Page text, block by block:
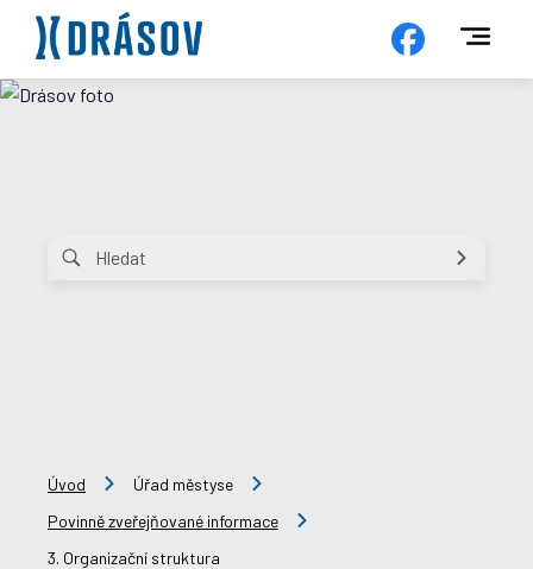
Úvod
Úřad městyse
Povinně zveřejňované informace
3. Organizační struktura